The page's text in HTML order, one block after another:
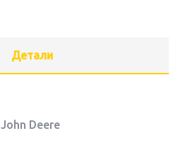
Детали
John Deere